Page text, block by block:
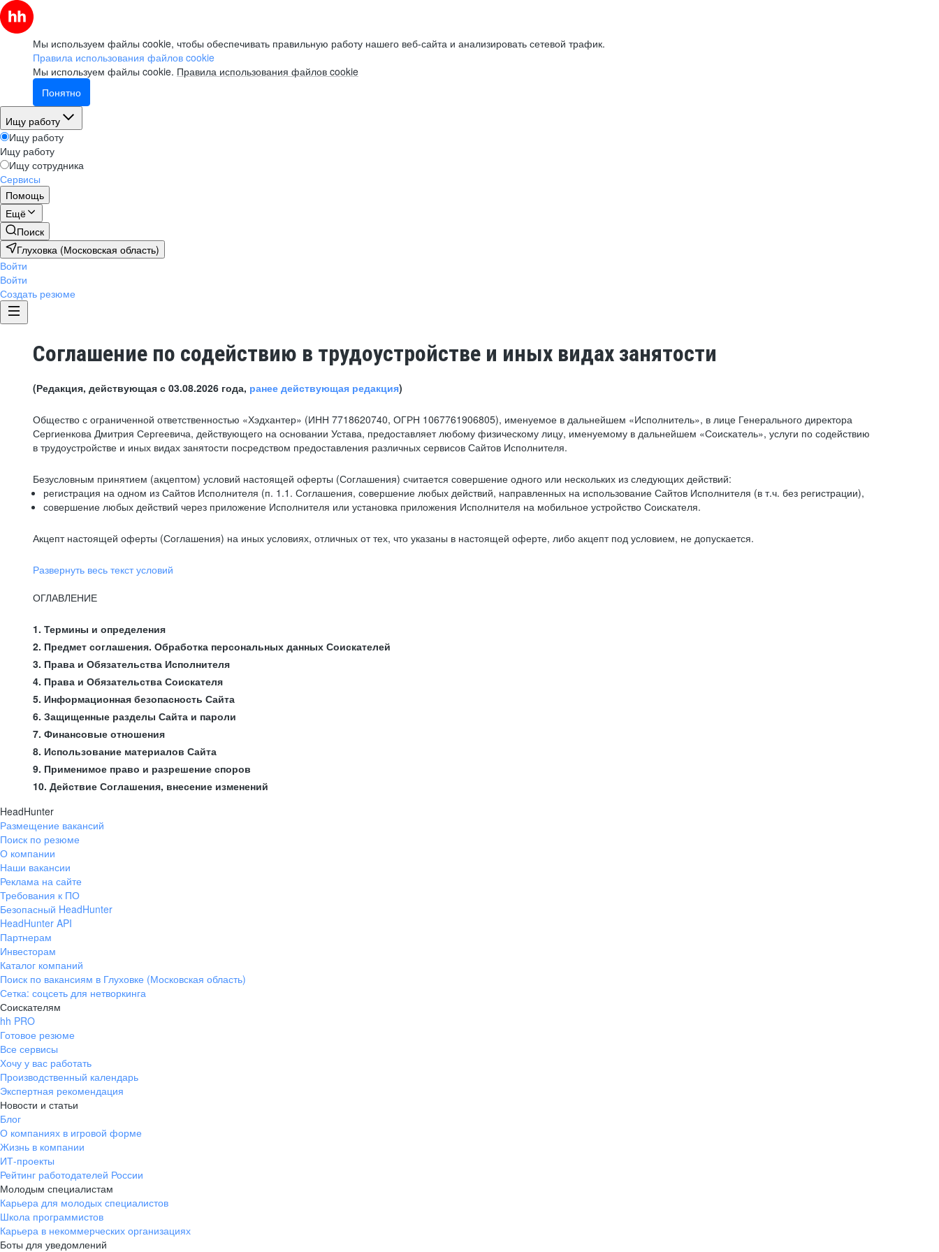
Мы используем файлы cookie, чтобы обеспечивать правильную работу нашего веб-сайта и анализировать сетевой трафик.
Правила использования файлов cookie
Мы используем файлы cookie. Правила использования файлов cookie
Понятно
Ищу работу
Ищу работу
Ищу работу
Ищу сотрудника
Сервисы
Помощь
Ещё
Поиск
Глуховка (Московская область)
Войти
Войти
Создать резюме
Соглашение по содействию в трудоустройстве и иных видах занятости
(Редакция, действующая с 03.08.2026 года, ранее действующая редакция)
Общество с ограниченной ответственностью «Хэдхантер» (ИНН 7718620740, ОГРН 1067761906805), именуемое в дальнейшем «Исполнитель», в лице Генерального директора
Сергиенкова Дмитрия Сергеевича, действующего на основании Устава, предоставляет любому физическому лицу, именуемому в дальнейшем «Соискатель», услуги по содействию
в трудоустройстве и иных видах занятости посредством предоставления различных сервисов Сайтов Исполнителя.
Безусловным принятием (акцептом) условий настоящей оферты (Соглашения) считается совершение одного или нескольких из следующих действий:
регистрация на одном из Сайтов Исполнителя (п. 1.1. Соглашения, совершение любых действий, направленных на использование Сайтов Исполнителя (в т.ч. без регистрации),
совершение любых действий через приложение Исполнителя или установка приложения Исполнителя на мобильное устройство Соискателя.
Акцепт настоящей оферты (Соглашения) на иных условиях, отличных от тех, что указаны в настоящей оферте, либо акцепт под условием, не допускается.
Развернуть весь текст условий
ОГЛАВЛЕНИЕ
1. Термины и определения
2. Предмет соглашения. Обработка персональных данных Соискателей
3. Права и Обязательства Исполнителя
4. Права и Обязательства Соискателя
5. Информационная безопасность Сайта
6. Защищенные разделы Сайта и пароли
7. Финансовые отношения
8. Использование материалов Сайта
9. Применимое право и разрешение споров
10. Действие Соглашения, внесение изменений
HeadHunter
Размещение вакансий
Поиск по резюме
О компании
Наши вакансии
Реклама на сайте
Требования к ПО
Безопасный HeadHunter
HeadHunter API
Партнерам
Инвесторам
Каталог компаний
Поиск по вакансиям в Глуховке (Московская область)
Сетка: соцсеть для нетворкинга
Соискателям
hh PRO
Готовое резюме
Все сервисы
Хочу у вас работать
Производственный календарь
Экспертная рекомендация
Новости и статьи
Блог
О компаниях в игровой форме
Жизнь в компании
ИТ-проекты
Рейтинг работодателей России
Молодым специалистам
Карьера для молодых специалистов
Школа программистов
Карьера в некоммерческих организациях
Боты для уведомлений